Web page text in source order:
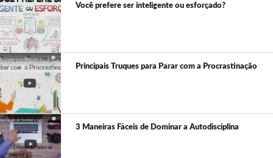
Você prefere ser inteligente ou esforçado?
Principais Truques para Parar com a Procrastinação
3 Maneiras Fáceis de Dominar a Autodisciplina